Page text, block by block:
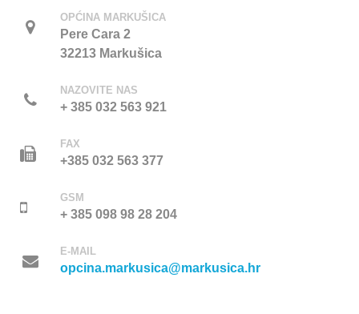
OPĆINA MARKUŠICA
Pere Cara 2
32213 Markušica
NAZOVITE NAS
+ 385 032 563 921
FAX
+385 032 563 377
GSM
+ 385 098 98 28 204
E-MAIL
opcina.markusica@markusica.hr